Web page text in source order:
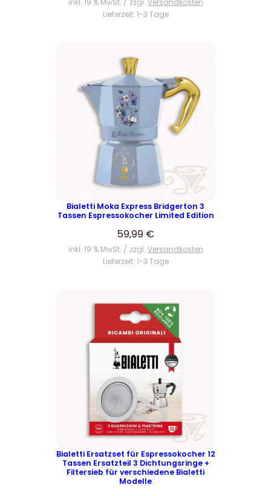
inkl. 19 % MwSt. zzgl. Versandkosten
Lieferzeit: 1-3 Tage
Bialetti Moka Express Bridgerton 3
Tassen Espressokocher Limited Edition
59,99 €
inkl. 19 % MwSt. zzgl. Versandkosten
Lieferzeit: 1-3 Tage
Bialetti Ersatzset für Espressokocher 12
Tassen Ersatzteil 3 Dichtungsringe +
Filtersieb für verschiedene Bialetti
Modelle